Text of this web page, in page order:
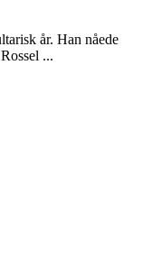
år. Han nåede
...